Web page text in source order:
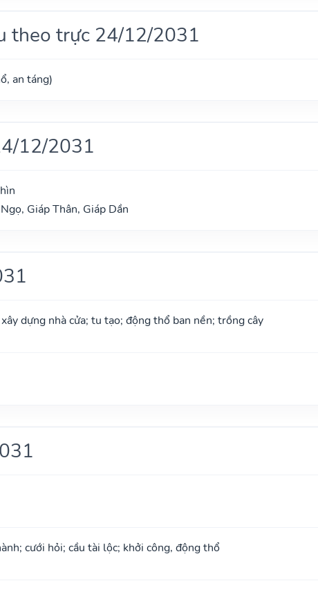
theo trực 24/12/2031
an táng)
12/2031
Giáp Thân, Giáp Dần
dựng nhà cửa; tu tạo; động thổ ban nền; trồng cây
cưới hỏi; cầu tài lộc; khởi công, động thổ